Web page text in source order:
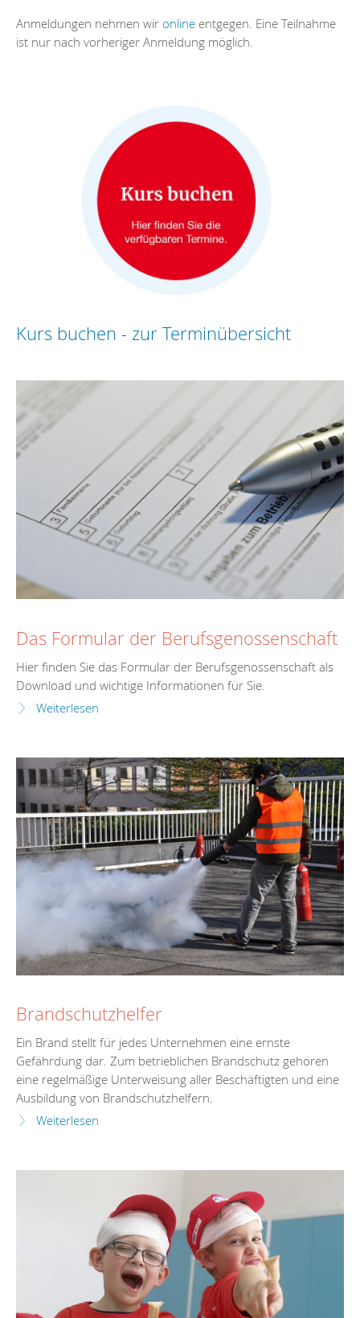
Anmeldungen nehmen wir online entgegen. Eine Teilnahme
ist nur nach vorheriger Anmeldung möglich.
Kurs buchen - zur Terminübersicht
Das Formular der Berufsgenossenschaft
Hier finden Sie das Formular der Berufsgenossenschaft als
Download und wichtige Informationen für Sie.
Weiterlesen
Brandschutzhelfer
Ein Brand stellt für jedes Unternehmen eine ernste
Gefährdung dar. Zum betrieblichen Brandschutz gehören
eine regelmäßige Unterweisung aller Beschäftigten und eine
Ausbildung von Brandschutzhelfern.
Weiterlesen